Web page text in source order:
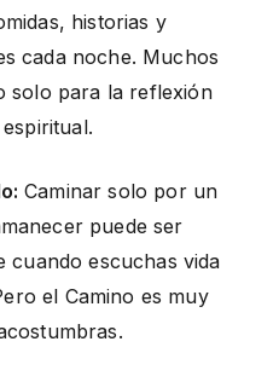
historias y
cada noche. Muchos
solo para la reflexión
Caminar solo por un
puede ser
cuando escuchas vida
el Camino es muy